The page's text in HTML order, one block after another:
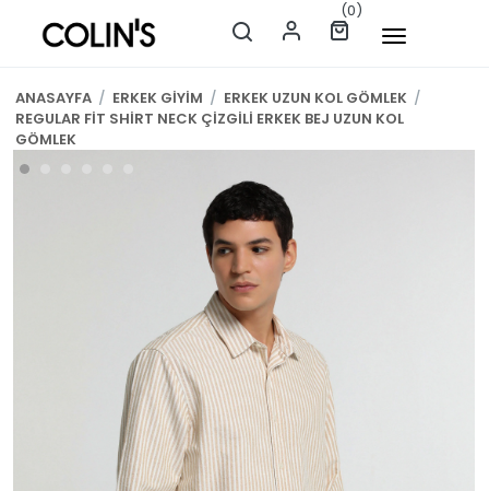
(0)
ANASAYFA / ERKEK GİYİM / ERKEK UZUN KOL GÖMLEK /
REGULAR FİT SHİRT NECK ÇİZGİLİ ERKEK BEJ UZUN KOL
GÖMLEK